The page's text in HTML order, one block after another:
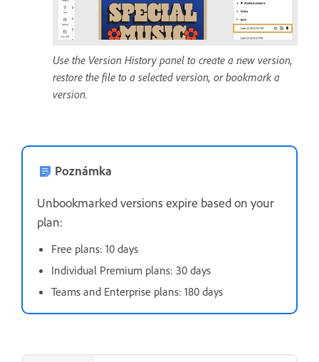
Use the Version History panel to create a new version,
restore the file to a selected version, or bookmark a
version.
Poznámka
Unbookmarked versions expire based on your
plan:
Free plans: 10 days
Individual Premium plans: 30 days
Teams and Enterprise plans: 180 days